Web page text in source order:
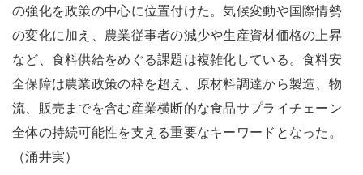
の強化を政策の中心に位置付けた。気候変動や国際情勢
の変化に加え、農業従事者の減少や生産資材価格の上昇
など、食料供給をめぐる課題は複雑化している。食料安
全保障は農業政策の枠を超え、原材料調達から製造、物
流、販売までを含む産業横断的な食品サプライチェーン
全体の持続可能性を支える重要なキーワードとなった。
（涌井実）